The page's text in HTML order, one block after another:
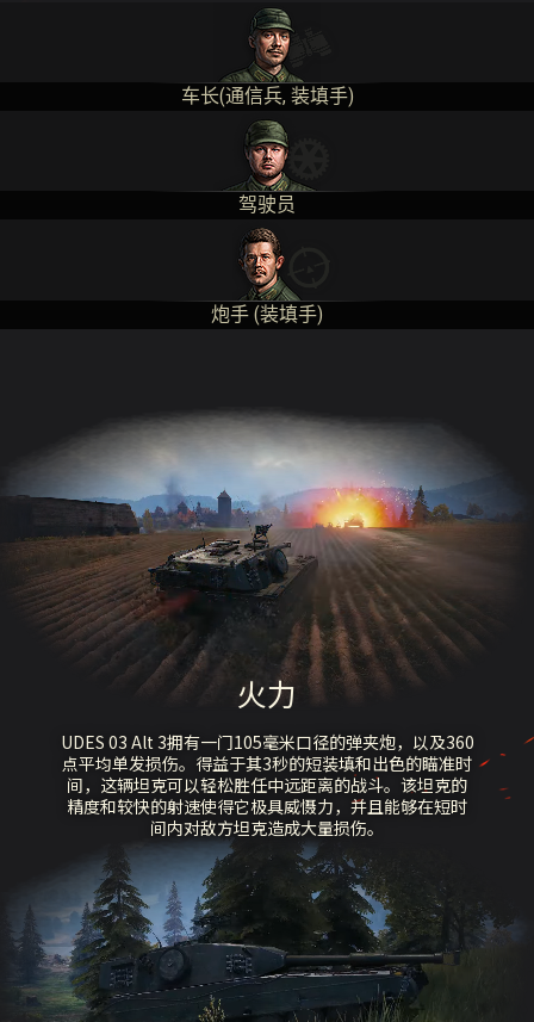
车长(通信兵, 装填手)
驾驶员
炮手 (装填手)
火力
UDES 03 Alt 3拥有一门105毫米口径的弹夹炮，以及360
点平均单发损伤。得益于其3秒的短装填和出色的瞄准时
间，这辆坦克可以轻松胜任中远距离的战斗。该坦克的
精度和较快的射速使得它极具威慑力，并且能够在短时
间内对敌方坦克造成大量损伤。